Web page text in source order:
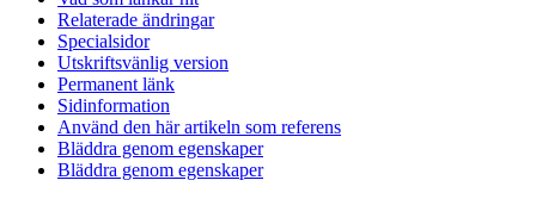
Relaterade ändringar
Specialsidor
Utskriftsvänlig version
Permanent länk
Sidinformation
Använd den här artikeln som referens
Bläddra genom egenskaper
Bläddra genom egenskaper